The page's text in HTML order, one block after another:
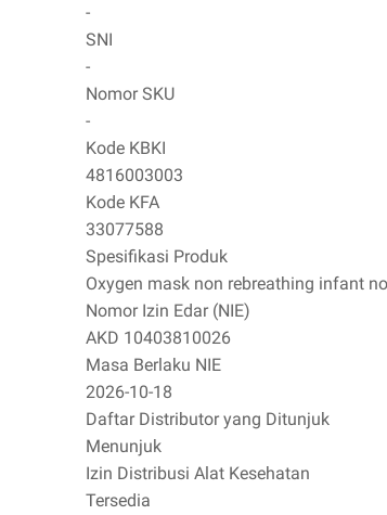
-
SNI
-
Nomor SKU
-
Kode KBKI
4816003003
Kode KFA
33077588
Spesifikasi Produk
Oxygen mask non rebreathing infant
Nomor Izin Edar (NIE)
AKD 10403810026
Masa Berlaku NIE
2026-10-18
Daftar Distributor yang Ditunjuk
Menunjuk
Izin Distribusi Alat Kesehatan
Tersedia